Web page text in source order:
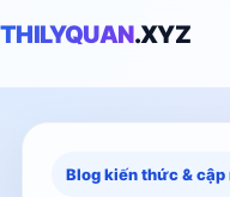
THILYQUAN.XYZ
Blog kiến thức & cập